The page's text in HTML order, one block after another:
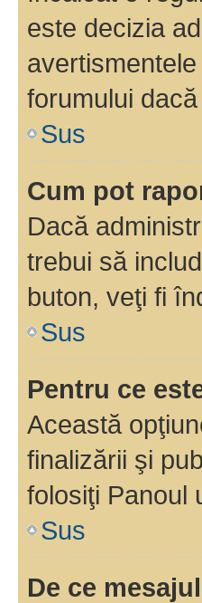
este decizia
forumului
Sus
Cum pot
Dacă
trebui să
buton, veţi fi
Sus
Pentru ce
Această
finalizării şi
folosiţi Panoul
Sus
De ce